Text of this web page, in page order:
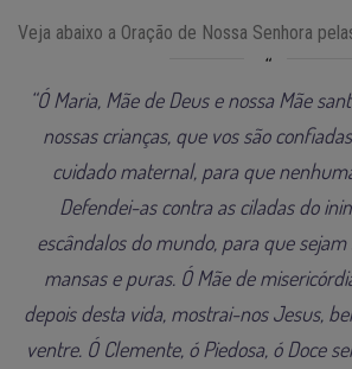
Veja abaixo a Oração de Nossa Senhora
“Ó Maria, Mãe de Deus e nossa Mãe
nossas crianças, que vos são
cuidado maternal, para que
Defendei-as contra as ciladas do
escândalos do mundo, para que
mansas e puras. Ó Mãe de
depois desta vida, mostrai-nos Jesus,
ventre. Ó Clemente, ó Piedosa, ó Doce